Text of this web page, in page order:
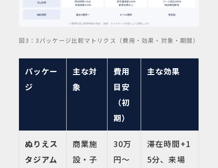
図3：3パッケージ比較マトリクス（費用・効果・対象・期間）
パッケー
ジ
主な対
象
費用
目安
（初
期）
主な効果
ぬりえス
タジアム
商業施
設・子
30万
円〜
滞在時間+1
5分、来場